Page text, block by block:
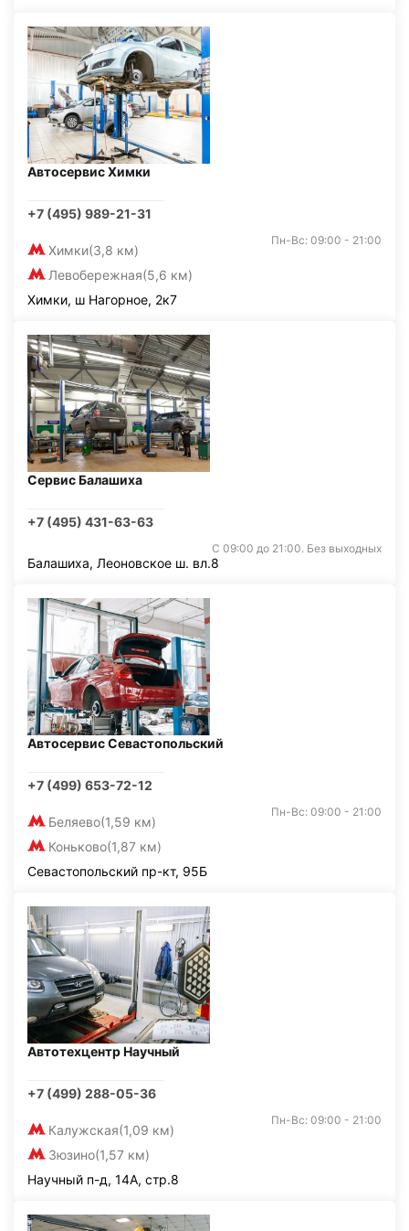
Автосервис Химки
+7 (495) 989-21-31
Химки(3,8 км)
Левобережная(5,6 км)
Пн-Вс: 09:00 - 21:00
Химки, ш Нагорное, 2к7
Сервис Балашиха
+7 (495) 431-63-63
С 09:00 до 21:00. Без выходных
Балашиха, Леоновское ш. вл.8
Автосервис Севастопольский
+7 (499) 653-72-12
Беляево(1,59 км)
Коньково(1,87 км)
Пн-Вс: 09:00 - 21:00
Севастопольский пр-кт, 95Б
Автотехцентр Научный
+7 (499) 288-05-36
Калужская(1,09 км)
Зюзино(1,57 км)
Пн-Вс: 09:00 - 21:00
Научный п-д, 14А, стр.8